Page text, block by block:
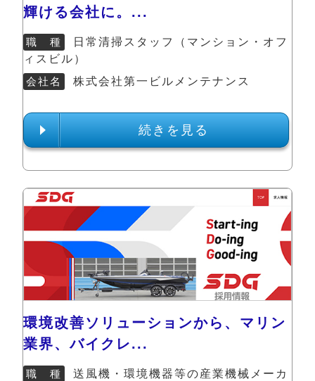
輝ける会社に。...
職 種
日常清掃スタッフ（マンション・オフ
ィスビル）
会社名
株式会社第一ビルメンテナンス
続きを見る
環境改善ソリューションから、マリン
業界、バイクレ...
職 種
送風機・環境機器等の産業機械メーカ